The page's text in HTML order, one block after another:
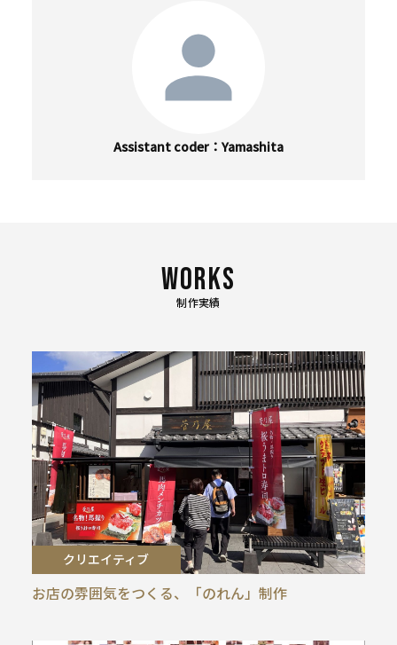
Assistant coder Yamashita
制作実績
クリエイティブ
お店の雰囲気をつくる、「のれん」制作